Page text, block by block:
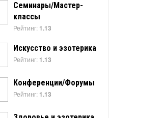
Семинары/Мастер-
классы
Рейтинг: 1.13
Искусство и эзотерика
Рейтинг: 1.13
Конференции/Форумы
Рейтинг: 1.13